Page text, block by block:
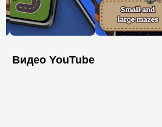
Видео YouTube